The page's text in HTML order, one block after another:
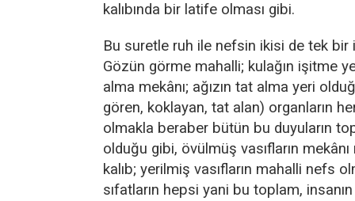
kalıbında bir latife olması gibi.
Bu suretle ruh ile nefsin ikisi de tek bir
Gözün görme mahalli; kulağın işitme
alma mekânı; ağızın tat alma yeri
gören, koklayan, tat alan) organların
olmakla beraber bütün bu duyuların
olduğu gibi, övülmüş vasıfların
kalıb; yerilmiş vasıfların mahalli nefs
sıfatların hepsi yani bu toplam,